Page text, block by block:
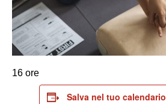
16 ore
Salva nel tuo calendario